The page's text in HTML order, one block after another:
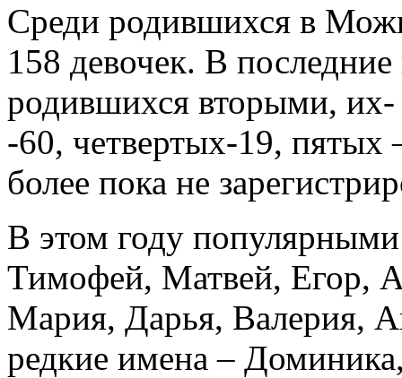
Среди родившихся в
158 девочек. В последние
родившихся вторыми, их-
-60, четвертых-19,
более пока не
В этом году
Тимофей, Матвей, Егор,
Мария, Дарья, Валерия,
редкие имена –